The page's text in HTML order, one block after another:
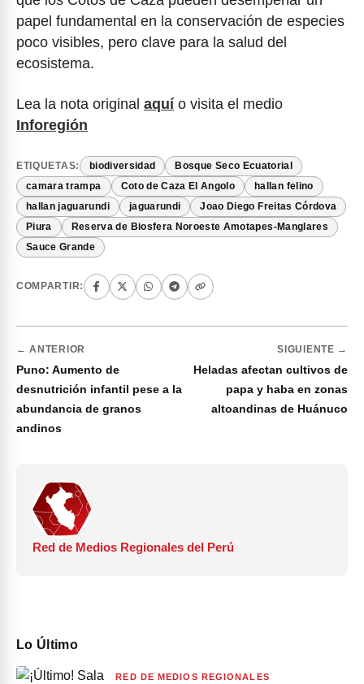
papel fundamental en la conservación de especies
poco visibles, pero clave para la salud del
ecosistema.
Lea la nota original aquí o visita el medio
Inforegión
ETIQUETAS: biodiversidad Bosque Seco Ecuatorial
camara trampa Coto de Caza El Angolo hallan felino
hallan jaguarundi jaguarundi Joao Diego Freitas Córdova
Piura Reserva de Biosfera Noroeste Amotapes-Manglares
Sauce Grande
COMPARTIR:
← ANTERIOR
Puno: Aumento de
desnutrición infantil pese a la
abundancia de granos
andinos
SIGUIENTE →
Heladas afectan cultivos de
papa y haba en zonas
altoandinas de Huánuco
Red de Medios Regionales del Perú
Lo Último
RED DE MEDIOS REGIONALES